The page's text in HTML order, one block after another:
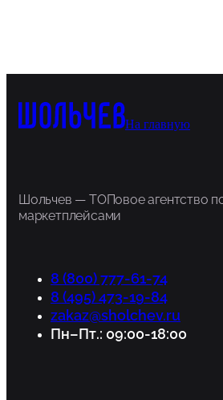
На главную
Шольчев — ТОПовое агентство
маркетплейсами
8 (800) 777-61-74
8 (495) 473-19-84
zakaz@sholchev.ru
Пн–Пт.: 09:00-18:00